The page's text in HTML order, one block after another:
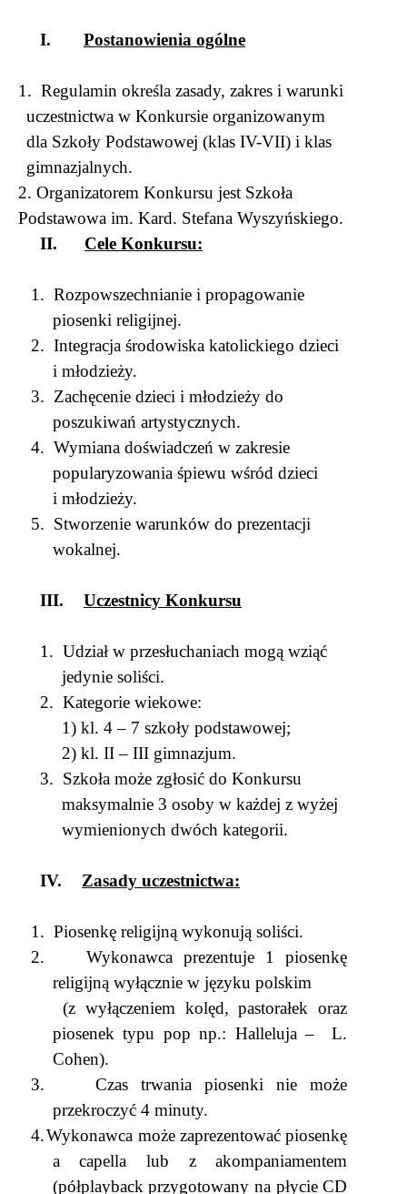
I. Postanowienia ogólne
1. Regulamin określa zasady, zakres i warunki
uczestnictwa w Konkursie organizowanym
dla Szkoły Podstawowej (klas IV-VII) i klas
gimnazjalnych.
2. Organizatorem Konkursu jest Szkoła
Podstawowa im. Kard. Stefana Wyszyńskiego.
II.
Cele Konkursu:
1. Rozpowszechnianie i propagowanie
piosenki religijnej.
2. Integracja środowiska katolickiego dzieci
i młodzieży.
3. Zachęcenie dzieci i młodzieży do
poszukiwań artystycznych.
4. Wymiana doświadczeń w zakresie
popularyzowania śpiewu wśród dzieci
i młodzieży.
5. Stworzenie warunków do prezentacji
wokalnej.
III. Uczestnicy Konkursu
1. Udział w przesłuchaniach mogą wziąć
jedynie soliści.
2. Kategorie wiekowe:
1) kl. 4 – 7 szkoły podstawowej;
2) kl. II – III gimnazjum.
3. Szkoła może zgłosić do Konkursu
maksymalnie 3 osoby w każdej z wyżej
wymienionych dwóch kategorii.
IV. Zasady uczestnictwa:
1. Piosenkę religijną wykonują soliści.
2.
Wykonawca prezentuje 1 piosenkę
religijną wyłącznie w języku polskim
(z wyłączeniem kolęd, pastorałek oraz
piosenek typu pop np.: Halleluja –
L.
Cohen).
3.
Czas trwania piosenki nie może
przekroczyć 4 minuty.
4.Wykonawca może zaprezentować piosenkę
a capella lub z akompaniamentem
(półplayback przygotowany na płycie CD